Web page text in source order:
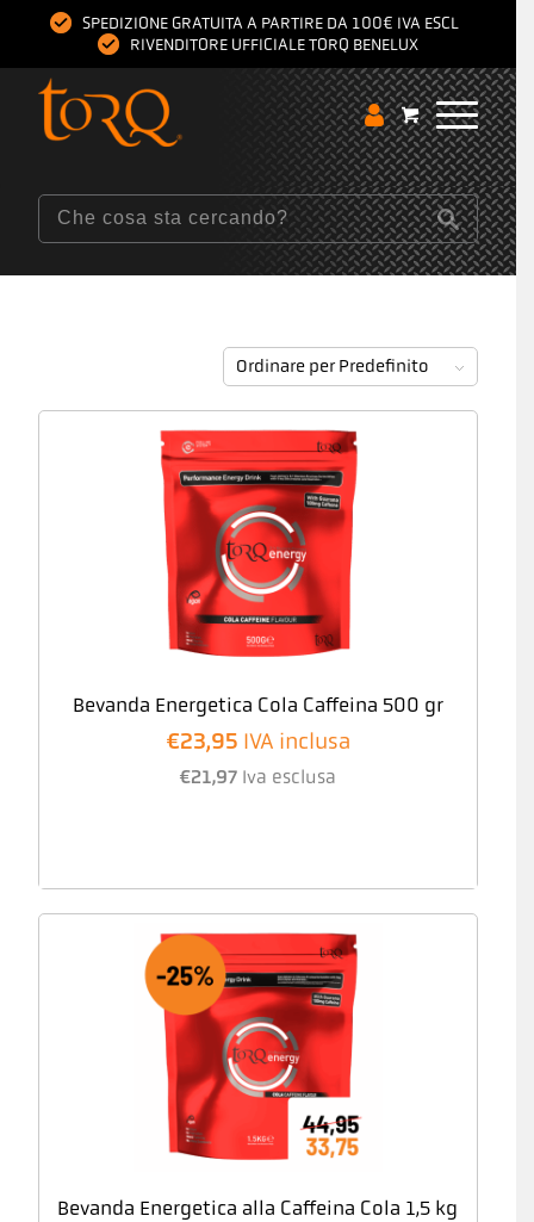
SPEDIZIONE GRATUITA A PARTIRE DA 100€ IVA ESCL
RIVENDITORE UFFICIALE TORQ BENELUX
Ordinare perPredefinito
Bevanda Energetica Cola Caffeina 500 gr
€23,95 IVA inclusa
€21,97 Iva esclusa
Bevanda Energetica alla Caffeina Cola 1,5 kg